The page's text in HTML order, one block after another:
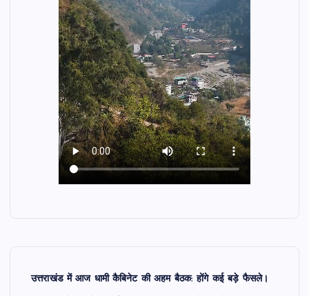
उत्तराखंड में आज धामी कैबिनेट की अहम बैठक: होंगे कई बड़े फैसले।